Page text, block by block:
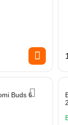
Buds 6